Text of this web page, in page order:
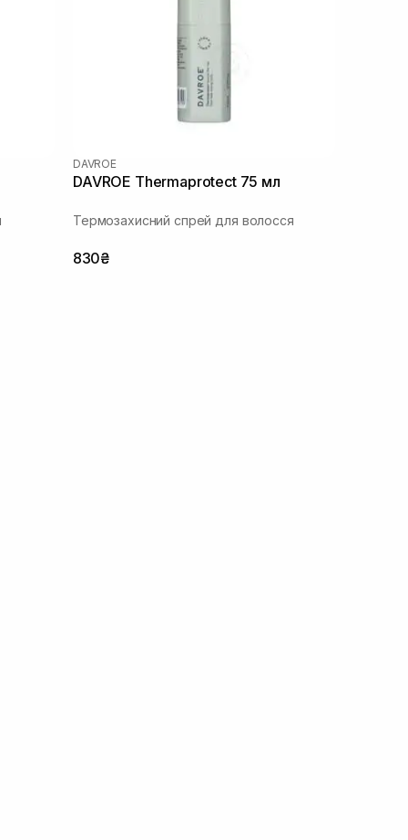
DAVROE
DAVROE Thermaprotect 75 мл
Термозахисний спрей для волосся
830₴